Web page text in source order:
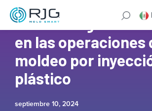
Cómo mitigar los
en las operaciones
moldeo por
plástico
septiembre 10, 2024